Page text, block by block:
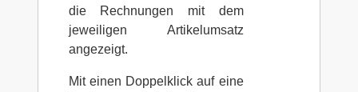
die Rechnungen mit dem
jeweiligen Artikelumsatz
angezeigt.
Mit einen Doppelklick auf eine